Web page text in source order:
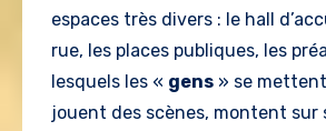
espaces très divers : le hall
rue, les places publiques, les
lesquels les « gens» se mettent
jouent des scènes, montent sur